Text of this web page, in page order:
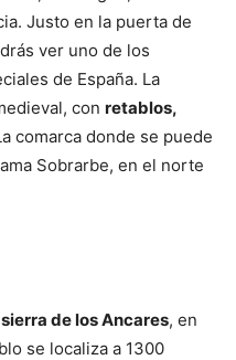
Justo en la puerta de
ver uno de los
de España. La
con retablos,
comarca donde se puede
Sobrarbe, en el norte
sierra de los Ancares, en
se localiza a 1300